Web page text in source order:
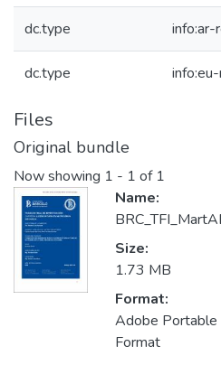
dc.type info:ar-
dc.type
Files
Original bundle
Now showing 1 - 1 of 1
Name:
Size:
1.73 MB
Format:
Adobe Portable
Format